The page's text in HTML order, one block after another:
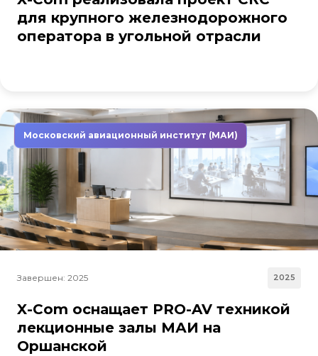
для крупного железнодорожного
оператора в угольной отрасли
Московский авиационный институт (МАИ)
Завершен: 2025 2025
X-Com оснащает PRO-AV техникой
лекционные залы МАИ на
Оршанской